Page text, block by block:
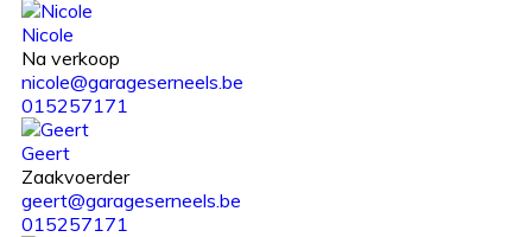
Nicole
Na verkoop
nicole@garageserneels.be
015257171
Geert
Zaakvoerder
geert@garageserneels.be
015257171